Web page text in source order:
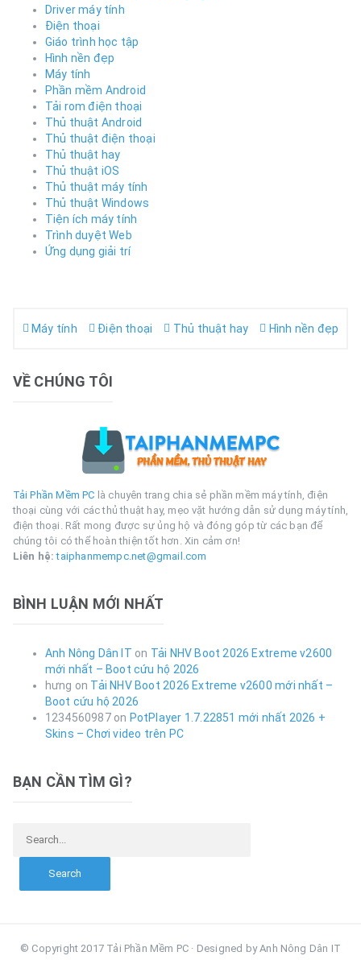
Driver máy tính
Điện thoại
Giáo trình học tập
Hình nền đẹp
Máy tính
Phần mềm Android
Tải rom điện thoại
Thủ thuật Android
Thủ thuật điện thoại
Thủ thuật hay
Thủ thuật iOS
Thủ thuật máy tính
Thủ thuật Windows
Tiện ích máy tính
Trình duyệt Web
Ứng dụng giải trí
Máy tính Điện thoại Thủ thuật hay Hình nền đẹp
VỀ CHÚNG TÔI
Tải Phần Mềm PC là chuyên trang chia sẻ phần mềm máy tính, điện
thoại cùng với các thủ thuật hay, mẹo vặt hướng dẫn sử dụng máy tính,
điện thoại. Rất mong được sự ủng hộ và đóng góp từ các bạn để
chúng tôi có thể hoàn thiện tốt hơn. Xin cảm ơn!
Liên hệ: taiphanmempc.net@gmail.com
BÌNH LUẬN MỚI NHẤT
Anh Nông Dân IT on Tải NHV Boot 2026 Extreme v2600
mới nhất – Boot cứu hộ 2026
hưng on Tải NHV Boot 2026 Extreme v2600 mới nhất –
Boot cứu hộ 2026
1234560987on PotPlayer 1.7.22851 mới nhất 2026 +
Skins – Chơi video trên PC
BẠN CẦN TÌM GÌ?
© Copyright 2017 Tải Phần Mềm PC · Designed by Anh Nông Dân IT